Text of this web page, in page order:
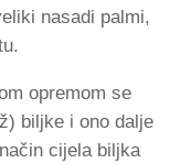
nasadi palmi,
opremom se
biljke i ono dalje
cijela biljka